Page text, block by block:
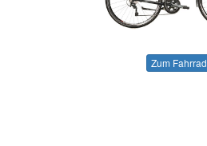
Zum Fahrrad